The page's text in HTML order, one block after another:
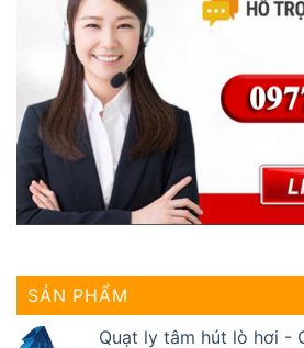
SẢN PHẨM
Quạt ly tâm hút lò hơi -